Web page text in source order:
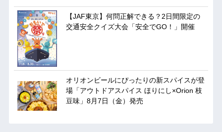
【JAF東京】何問正解できる？2日間限定の
交通安全クイズ大会「安全でGO！」開催
オリオンビールにぴったりの新スパイスが登
場「アウトドアスパイス ほりにし×Orion 枝
豆味」8月7日（金）発売